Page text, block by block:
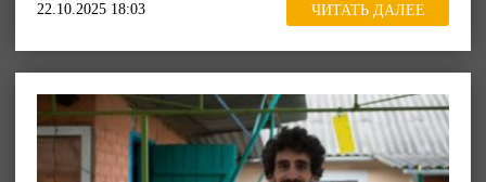
22.10.2025 18:03 ЧИТАТЬ ДАЛЕЕ